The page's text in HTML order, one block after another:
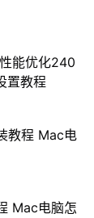
能优化240
置教程
教程 Mac电
Mac电脑怎